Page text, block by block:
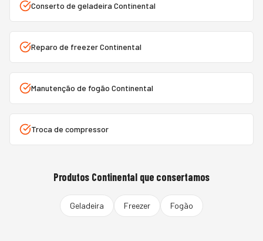
Conserto de geladeira Continental
Reparo de freezer Continental
Manutenção de fogão Continental
Troca de compressor
Produtos Continental que consertamos
Geladeira Freezer Fogão